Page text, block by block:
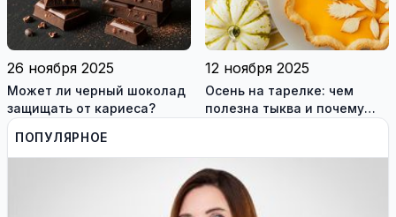
26 ноября 2025
Может ли черный шоколад
защищать от кариеса?
12 ноября 2025
Осень на тарелке: чем
полезна тыква и почему
стоит добавить её в рацион
ПОПУЛЯРНОЕ